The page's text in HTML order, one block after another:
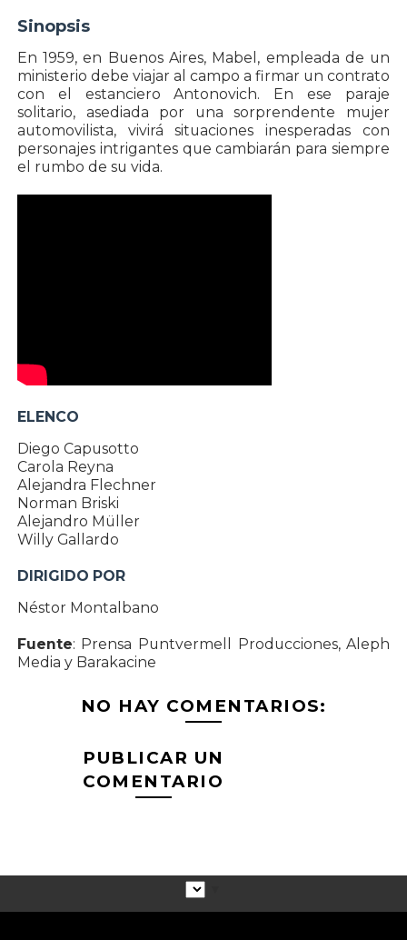
Sinopsis
En 1959, en Buenos Aires, Mabel, empleada de un
ministerio debe viajar al campo a firmar un contrato
con el estanciero Antonovich. En ese paraje
solitario, asediada por una sorprendente mujer
automovilista, vivirá situaciones inesperadas con
personajes intrigantes que cambiarán para siempre
el rumbo de su vida.
ELENCO
Diego Capusotto
Carola Reyna
Alejandra Flechner
Norman Briski
Alejandro Müller
Willy Gallardo
DIRIGIDO POR
Néstor Montalbano
Fuente: Prensa Puntvermell Producciones, Aleph
Media y Barakacine
NO HAY COMENTARIOS:
PUBLICAR UN
COMENTARIO